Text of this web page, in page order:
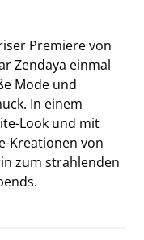
Premiere von
Zendaya einmal
Mode und
In einem
Look und mit
Kreationen von
zum strahlenden